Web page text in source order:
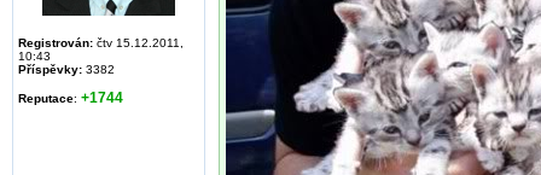
Registrován: čtv 15.12.2011,
10:43
Příspěvky: 3382
Reputace: +1744